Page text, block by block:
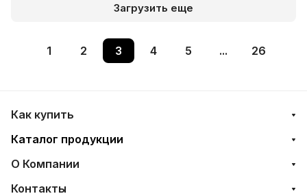
Загрузить еще
1 2 3 4 5 ... 26
Как купить
Каталог продукции
О Компании
Контакты